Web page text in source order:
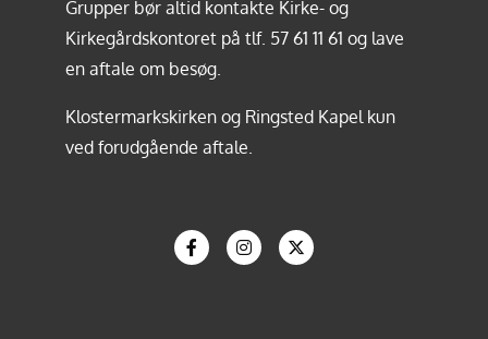
Grupper bør altid kontakte Kirke- og
Kirkegårdskontoret på tlf. 57 61 11 61 og lave
en aftale om besøg.
Klostermarkskirken og Ringsted Kapel kun
ved forudgående aftale.